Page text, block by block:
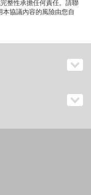
整性承擔任何責任。請聯
協議內容的風險由您自